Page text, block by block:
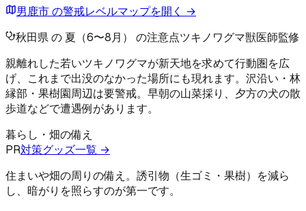
男鹿市 の警戒レベルマップを開く →
秋田県 の 夏（6〜8月） の注意点ツキノワグマ獣医師監修
親離れした若いツキノワグマが新天地を求めて行動圏を広
げ、これまで出没のなかった場所にも現れます。沢沿い・林
縁部・果樹園周辺は要警戒。早朝の山菜採り、夕方の犬の散
歩道などで遭遇例があります。
暮らし・畑の備え
PR対策グッズ一覧 →
住まいや畑の周りの備え。誘引物（生ゴミ・果樹）を減ら
し、暗がりを照らすのが第一です。